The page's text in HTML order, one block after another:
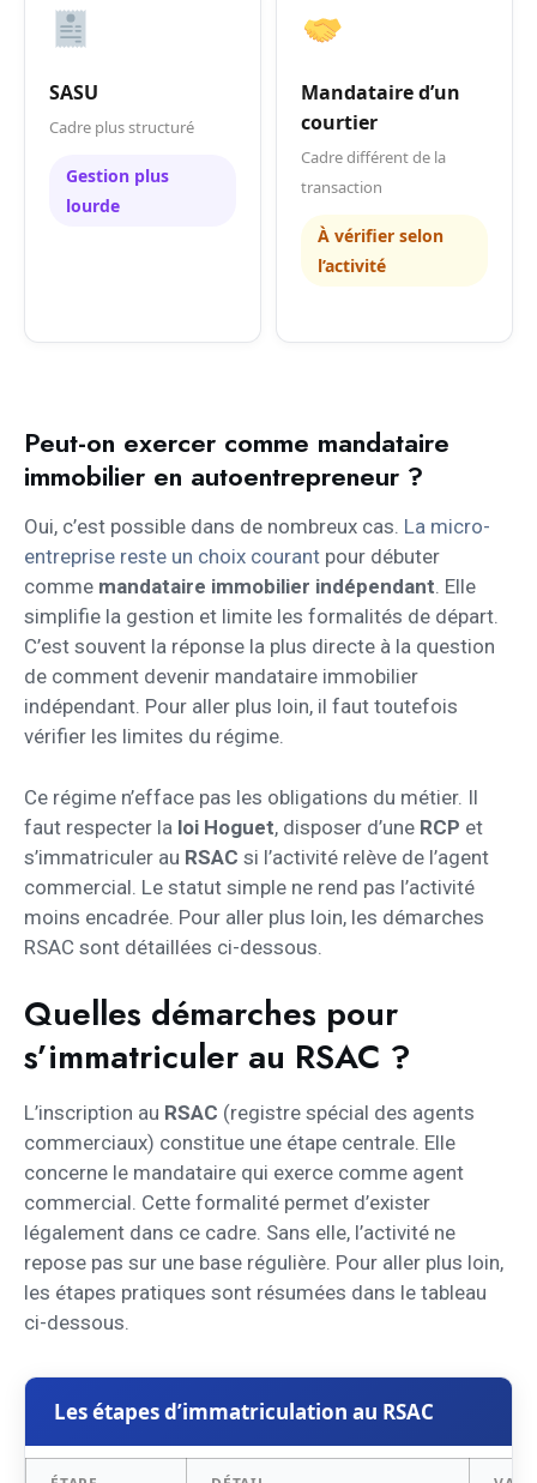
SASU
Cadre plus structuré
Gestion plus
lourde
Mandataire d’un
courtier
Cadre différent de la
transaction
À vérifier selon
l’activité
Peut-on exercer comme mandataire
immobilier en autoentrepreneur ?
Oui, c’est possible dans de nombreux cas. La micro-
entreprise reste un choix courant pour débuter
comme mandataire immobilier indépendant. Elle
simplifie la gestion et limite les formalités de départ.
C’est souvent la réponse la plus directe à la question
de comment devenir mandataire immobilier
indépendant. Pour aller plus loin, il faut toutefois
vérifier les limites du régime.
Ce régime n’efface pas les obligations du métier. Il
faut respecter la loi Hoguet, disposer d’une RCP et
s’immatriculer au RSAC si l’activité relève de l’agent
commercial. Le statut simple ne rend pas l’activité
moins encadrée. Pour aller plus loin, les démarches
RSAC sont détaillées ci-dessous.
Quelles démarches pour
s’immatriculer au RSAC ?
L’inscription au RSAC (registre spécial des agents
commerciaux) constitue une étape centrale. Elle
concerne le mandataire qui exerce comme agent
commercial. Cette formalité permet d’exister
légalement dans ce cadre. Sans elle, l’activité ne
repose pas sur une base régulière. Pour aller plus loin,
les étapes pratiques sont résumées dans le tableau
ci-dessous.
Les étapes d’immatriculation au RSAC